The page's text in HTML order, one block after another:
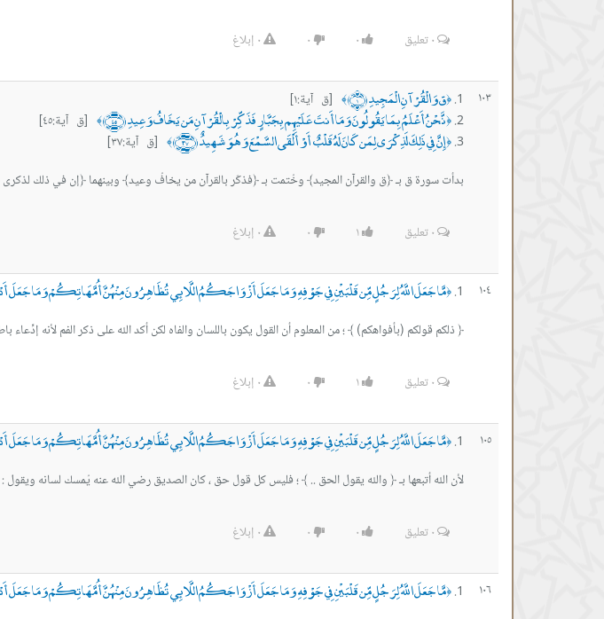
٠تعليق ٠ ٠ ٠ إبلاغ
١٠٣ ﴿ق وَالْقُرْآنِ الْمَجِيدِ ﴿١﴾ ﴾ [ق آية:١]
﴿نَّحْنُ أَعْلَمُ بِمَا يَقُولُونَ وَمَا أَنتَ عَلَيْهِم بِجَبَّارٍ فَذَكِّرْ بِالْقُرْآنِ مَن يَخَافُ وَعِيدِ ﴿٤٥﴾ ﴾ [ق آية:٤٥]
﴿إِنَّ فِي ذَلِكَ لَذِكْرَى لِمَن كَانَ لَهُ قَلْبٌ أَوْ أَلْقَى السَّمْعَ وَهُوَ شَهِيدٌ ﴿٣٧﴾ ﴾
[ق آية:٣٧]
بدأت سورة ق بـ ﴿ق والقرآن المجيد﴾ وخُتمت بـ ﴿فذكّر بالقرآن من يخافُ وعيد﴾ وبينهما ﴿إن في ذلك لذكرى
٠تعليق ١ ٠ ٠ إبلاغ
١٠٤ ﴿مَّا جَعَلَ اللَّهُ لِرَجُلٍ مِّن قَلْبَيْنِ فِي جَوْفِهِ وَمَا جَعَلَ أَزْوَاجَكُمُ اللَّائِي تُظَاهِرُونَ مِنْهُنَّ أُمَّهَاتِكُمْ وَمَا
﴿ ذلكم قولكم (بأفواهكم) ﴾ ؛ من المعلوم أن القول يكون باللسان والفاه لكن أكد الله على ذكر الفم لأنه
٠تعليق ١ ٠ ٠ إبلاغ
١٠٥ ﴿مَّا جَعَلَ اللَّهُ لِرَجُلٍ مِّن قَلْبَيْنِ فِي جَوْفِهِ وَمَا جَعَلَ أَزْوَاجَكُمُ اللَّائِي تُظَاهِرُونَ مِنْهُنَّ أُمَّهَاتِكُمْ وَمَا
لأن الله أتبعها بـ ﴿ والله يقول الحق .. ﴾ ؛ فليس كل قول حق ، كان الصديق رضي الله عنه يُمسك لسانه ويقول :
٠تعليق ٠ ٠ ٠ إبلاغ
١٠٦ ﴿مَّا جَعَلَ اللَّهُ لِرَجُلٍ مِّن قَلْبَيْنِ فِي جَوْفِهِ وَمَا جَعَلَ أَزْوَاجَكُمُ اللَّائِي تُظَاهِرُونَ مِنْهُنَّ أُمَّهَاتِكُمْ وَمَا